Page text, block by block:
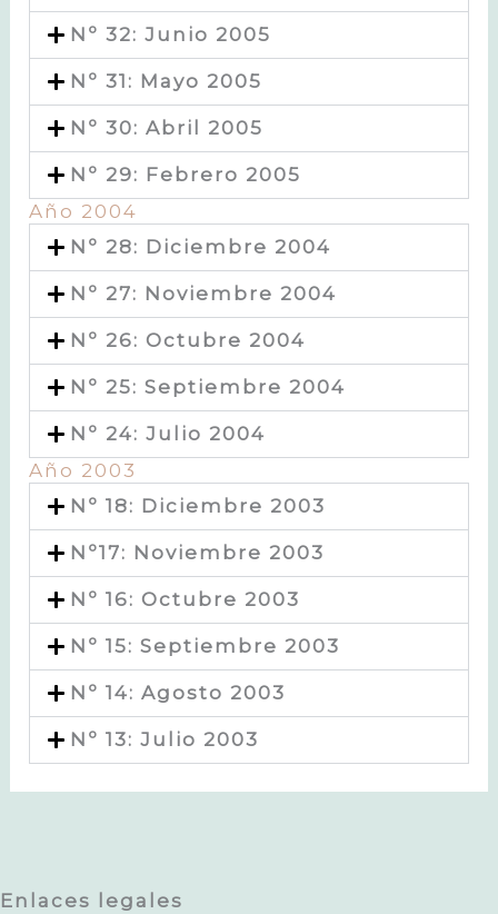
Nº 32: Junio 2005
Nº 31: Mayo 2005
Nº 30: Abril 2005
Nº 29: Febrero 2005
Año 2004
Nº 28: Diciembre 2004
Nº 27: Noviembre 2004
Nº 26: Octubre 2004
Nº 25: Septiembre 2004
Nº 24: Julio 2004
Año 2003
Nº 18: Diciembre 2003
Nº17: Noviembre 2003
Nº 16: Octubre 2003
Nº 15: Septiembre 2003
Nº 14: Agosto 2003
Nº 13: Julio 2003
Enlaces legales